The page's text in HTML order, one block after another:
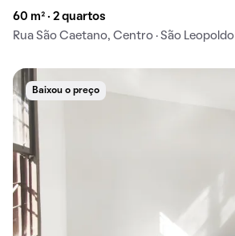
60 m² · 2 quartos
Rua São Caetano, Centro · São Leopoldo
Baixou o preço